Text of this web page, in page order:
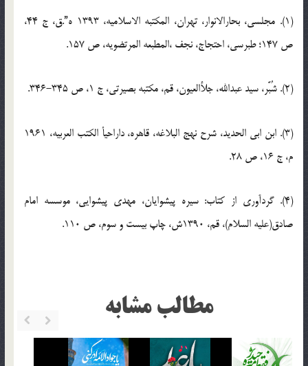
(1). مجلسى، بحارالانوار، تهران، المکتبه الاسلامیه، 1393 ه”.ق، ج 44،
ص 147؛ طبرسى، احتجاج، نجف ،المطبعه المرتضویه، ص 157.
(2). شُبَّر، سید عبدالله، جلأالعیون، قم، مکتبه بصیرتى، ج 1، ص 345-346.
(3). ابن ابى الحدید، شرح نهج البلاغه، قاهره، داراحیأ الکتب العربیه، 1961
م، ج 16، ص 28.
(4). گردآوری از کتاب: سیره پیشوایان، مهدی پیشوایی، موسسه امام
صادق(علیه السلام)، قم، 1390ش، چاپ بیست و سوم، ص 110.
مطالب مشابه